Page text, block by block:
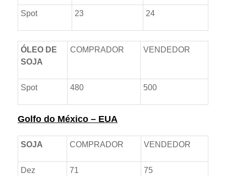
Spot 23 24
ÓLEO DE
SOJA
COMPRADOR VENDEDOR
Spot 480 500
Golfo do México – EUA
SOJA COMPRADOR VENDEDOR
Dez 71 75